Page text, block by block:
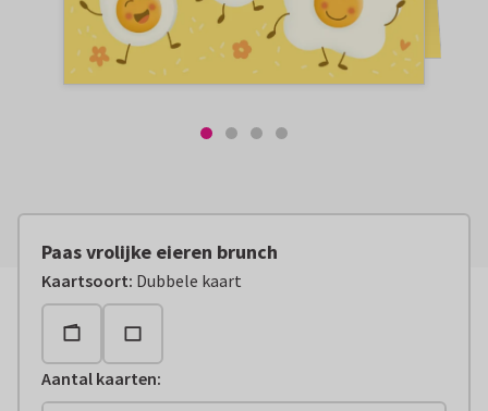
Paas vrolijke eieren brunch
Kaartsoort: Dubbele kaart
Aantal kaarten: